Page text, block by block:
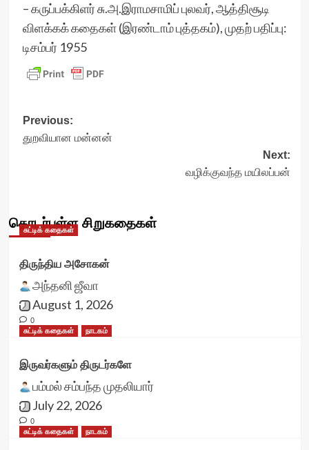
– கருப்பக்கிளர் சு.அ.இராமசாமிப் புலவர், ஆத்திசூடி
விளக்கக் கதைகள் (இரண்டாம் புத்தகம்), முதற் பதிப்பு:
டிசம்பர் 1955
Post
navigation
Previous:
துறவியான மன்னன்
Next:
வழிக்குவந்த மயிலப்பன்
தொடர்புள்ள சிறுகதைகள்
சுட்டிக் கதைகள்
திருந்திய அசோகன்
அந்தனி ஜீவா
August 1, 2026
0
சுட்டிக் கதைகள்
நாடகம்
இருவர்களும் திருடர்களே
பம்மல் சம்பந்த முதலியார்
July 22, 2026
0
சுட்டிக் கதைகள்
நாடகம்